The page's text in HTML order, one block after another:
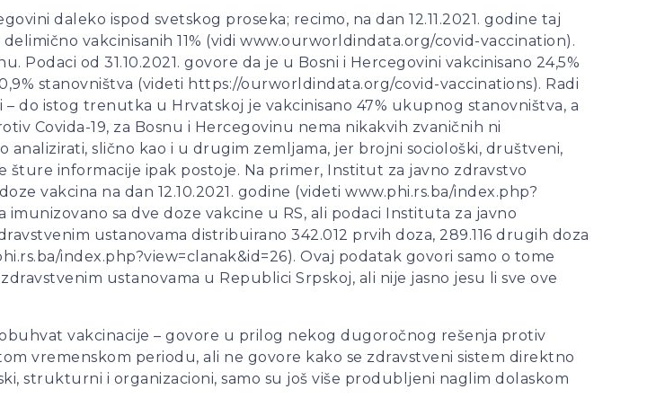
daleko ispod svetskog proseka; recimo, na dan 12.11.2021. godine taj
vakcinisanih 11% (vidi www.ourworldindata.org/covid-vaccination).
od 31.10.2021. govore da je u Bosni i Hercegovini vakcinisano 24,5%
stanovništva (videti https://ourworldindata.org/covid-vaccinations). Radi
do istog trenutka u Hrvatskoj je vakcinisano 47% ukupnog stanovništva, a
Covida-19, za Bosnu i Hercegovinu nema nikakvih zvaničnih ni
slično kao i u drugim zemljama, jer brojni sociološki, društveni,
informacije ipak postoje. Na primer, Institut za javno zdravstvo
vakcina na dan 12.10.2021. godine (videti www.phi.rs.ba/index.php?
sa dve doze vakcine u RS, ali podaci Instituta za javno
ustanovama distribuirano 342.012 prvih doza, 289.116 drugih doza
index.php?view=clanak&id=26). Ovaj podatak govori samo o tome
ustanovama u Republici Srpskoj, ali nije jasno jesu li sve ove
vakcinacije – govore u prilog nekog dugoročnog rešenja protiv
vremenskom periodu, ali ne govore kako se zdravstveni sistem direktno
strukturni i organizacioni, samo su još više produbljeni naglim dolaskom